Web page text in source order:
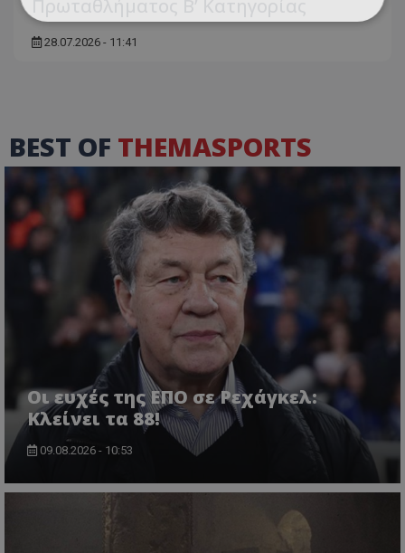
28.07.2026 - 11:41
BEST OF THEMASPORTS
Οι ευχές της ΕΠΟ σε Ρεχάγκελ:
Κλείνει τα 88!
09.08.2026 - 10:53